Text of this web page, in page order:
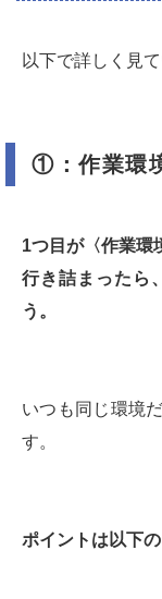
以下で詳しく見
①：作業環
1つ目が〈作業環
行き詰まったら
う。
いつも同じ環境
す。
ポイントは以下の